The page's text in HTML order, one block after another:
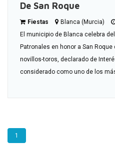
De San Roque
Fiestas Blanca (Murcia)
El municipio de Blanca celebra
Patronales en honor a San
novillos-toros, declarado de
considerado como uno de los
1